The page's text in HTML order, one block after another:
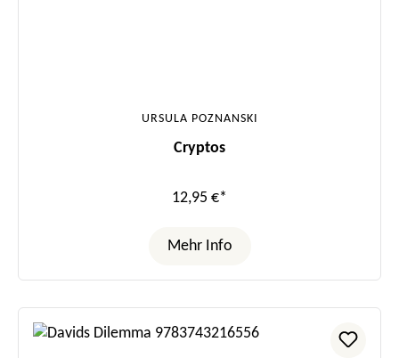
URSULA POZNANSKI
Cryptos
12,95 €*
Mehr Info